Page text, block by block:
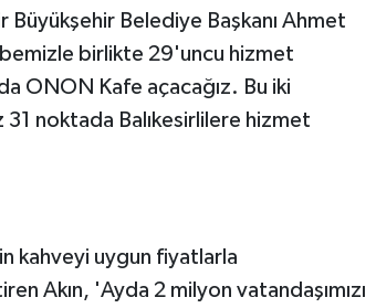
Büyükşehir Belediye Başkanı Ahmet
birlikte 29'uncu hizmet
ONON Kafe açacağız. Bu iki
noktada Balıkesirlilere hizmet
kahveyi uygun fiyatlarla
Akın, 'Ayda 2 milyon vatandaşımızı